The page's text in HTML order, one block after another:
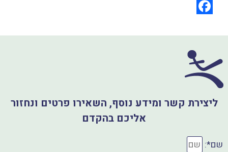
h
t
A
p
a
e
o
ליצירת קשר ומידע נוסף, השאירו פרטים ונחזור
אליכם בהקדם
שם*: